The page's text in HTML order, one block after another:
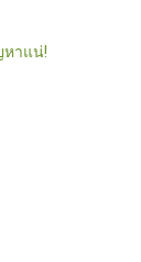
หาแน่!